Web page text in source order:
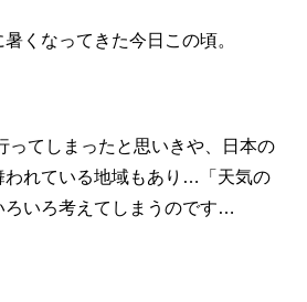
くなってきた今日この頃。
ってしまったと思いきや、日本の
われている地域もあり…「天気の
ろいろ考えてしまうのです…